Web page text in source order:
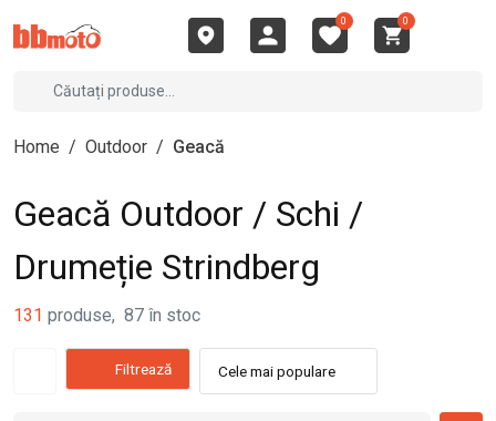
0 0
Home / Outdoor / Geacă
Geacă Outdoor / Schi /
Drumeție Strindberg
131 produse, 87 în stoc
Filtrează Cele mai populare